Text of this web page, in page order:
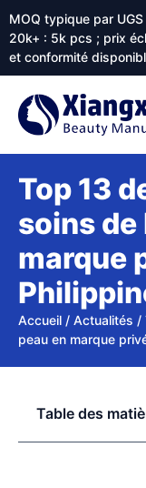
MOQ typique par
20k+ : 5k pcs ; prix
et conformité
Top 13
soins de
marque
Accueil / Actualités /
peau en marque
Table des